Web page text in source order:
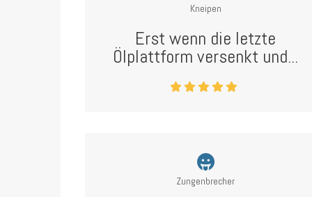
Kneipen
Erst wenn die letzte
Ölplattform versenkt und...
Zungenbrecher